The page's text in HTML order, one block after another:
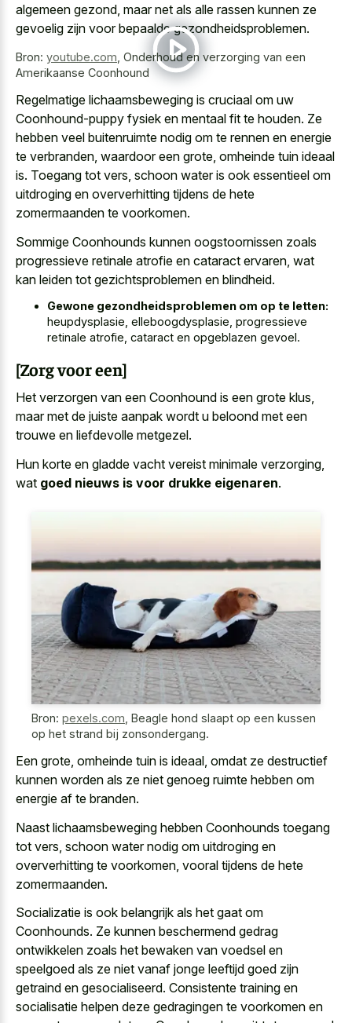
algemeen gezond, maar net als alle rassen kunnen ze
gevoelig zijn voor bepaalde gezondheidsproblemen.
Bron: youtube.com Onderhoud en verzorging van een
Amerikaanse Coonhound
Regelmatige lichaamsbeweging is cruciaal om uw
Coonhound-puppy fysiek en mentaal fit te houden. Ze
hebben veel buitenruimte nodig om te rennen en energie
te verbranden, waardoor een grote, omheinde tuin ideaal
is. Toegang tot vers, schoon water is ook essentieel om
uitdroging en oververhitting tijdens de hete
zomermaanden te voorkomen.
Sommige Coonhounds kunnen oogstoornissen zoals
progressieve retinale atrofie en cataract ervaren , wat
kan leiden tot gezichtsproblemen en blindheid.
Gewone gezondheidsproblemen om op te letten:
heupdysplasie, elleboogdysplasie, progressieve
retinale atrofie, cataract en opgeblazen gevoel.
[Zorg voor een]
Het verzorgen van een Coonhound is een grote klus,
maar met de juiste aanpak wordt u beloond met een
trouwe en liefdevolle metgezel.
Hun korte en gladde vacht vereist minimale verzorging,
wat goed nieuws is voor drukke eigenaren.
Bron: pexels.com Beagle hond slaapt op een kussen
op het strand bij zonsondergang.
Een grote, omheinde tuin is ideaal, omdat ze destructief
kunnen worden als ze niet genoeg ruimte hebben om
energie af te branden.
Naast lichaamsbeweging hebben Coonhounds toegang
tot vers, schoon water nodig om uitdroging en
oververhitting te voorkomen, vooral tijdens de hete
zomermaanden.
Socializatie is ook belangrijk als het gaat om
Coonhounds. Ze kunnen beschermend gedrag
ontwikkelen zoals het bewaken van voedsel en
speelgoed als ze niet vanaf jonge leeftijd goed zijn
getraind en gesocialiseerd. Consistente training en
socialisatie helpen deze gedragingen te voorkomen en